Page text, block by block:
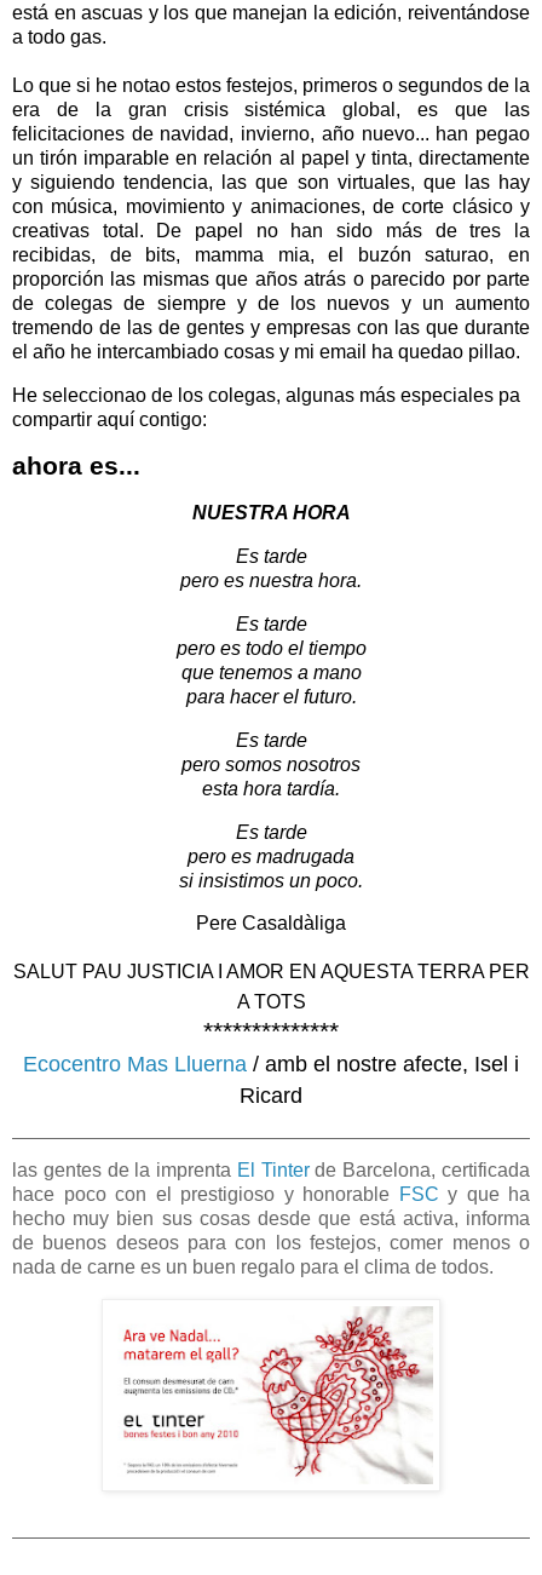
está en ascuas y los que manejan la edición, reiventándose
a todo gas.
Lo que si he notao estos festejos, primeros o segundos de la
era de la gran crisis sistémica global, es que las
felicitaciones de navidad, invierno, año nuevo... han pegao
un tirón imparable en relación al papel y tinta, directamente
y siguiendo tendencia, las que son virtuales, que las hay
con música, movimiento y animaciones, de corte clásico y
creativas total. De papel no han sido más de tres la
recibidas, de bits, mamma mia, el buzón saturao, en
proporción las mismas que años atrás o parecido por parte
de colegas de siempre y de los nuevos y un aumento
tremendo de las de gentes y empresas con las que durante
el año he intercambiado cosas y mi email ha quedao pillao.
He seleccionao de los colegas, algunas más especiales pa
compartir aquí contigo:
ahora es...
NUESTRA HORA
Es tarde
pero es nuestra hora.
Es tarde
pero es todo el tiempo
que tenemos a mano
para hacer el futuro.
Es tarde
pero somos nosotros
esta hora tardía.
Es tarde
pero es madrugada
si insistimos un poco.
Pere Casaldàliga
SALUT PAU JUSTICIA I AMOR EN AQUESTA TERRA PER
A TOTS
**************
Ecocentro Mas Lluerna / amb el nostre afecte, Isel i
Ricard
las gentes de la imprenta El Tinterde Barcelona, certificada
hace poco con el prestigioso y honorable FSC y que ha
hecho muy bien sus cosas desde que está activa, informa
de buenos deseos para con los festejos, comer menos o
nada de carne es un buen regalo para el clima de todos.